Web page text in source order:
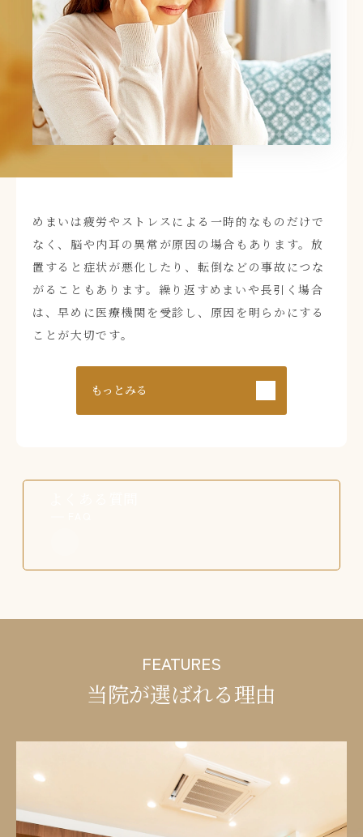
めまいは疲労やストレスによる一時的なものだけで
なく、脳や内耳の異常が原因の場合もあります。放
置すると症状が悪化したり、転倒などの事故につな
がることもあります。繰り返すめまいや長引く場合
は、早めに医療機関を受診し、原因を明らかにする
ことが大切です。
もっとみる
FEATURES
当院が選ばれる理由